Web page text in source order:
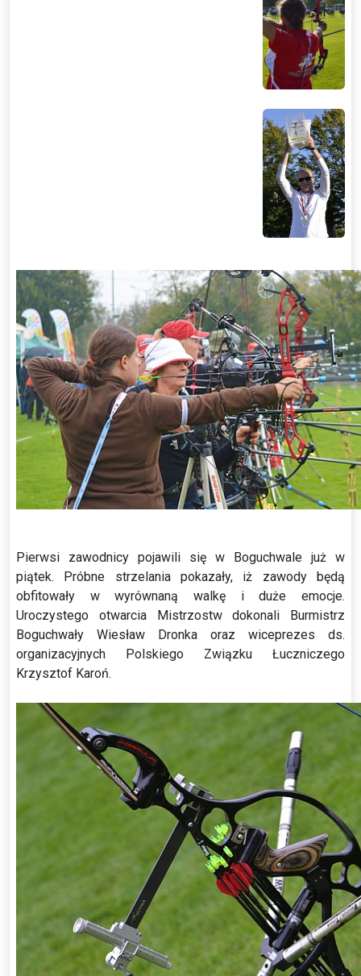
Pierwsi zawodnicy pojawili się w Boguchwale już w
piątek. Próbne strzelania pokazały, iż zawody będą
obfitowały w wyrównaną walkę i duże emocje.
Uroczystego otwarcia Mistrzostw dokonali Burmistrz
Boguchwały Wiesław Dronka oraz wiceprezes ds.
organizacyjnych Polskiego Związku Łuczniczego
Krzysztof Karoń.